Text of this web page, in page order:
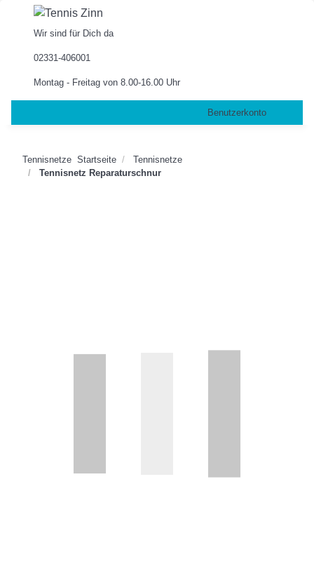
Wir sind für Dich da
02331-406001
Montag - Freitag von 8.00-16.00 Uhr
Benutzerkonto
Tennisnetze Startseite
Tennisnetze
Tennisnetz Reparaturschnur